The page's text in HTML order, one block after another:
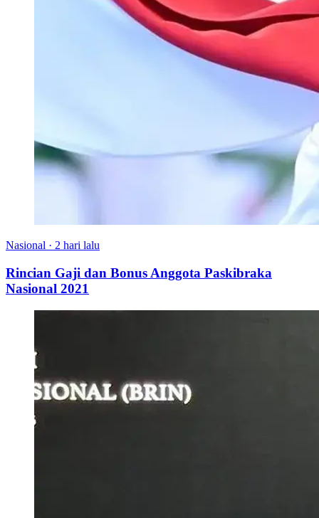
Nasional · 2 hari lalu
Rincian Gaji dan Bonus Anggota Paskibraka
Nasional 2021